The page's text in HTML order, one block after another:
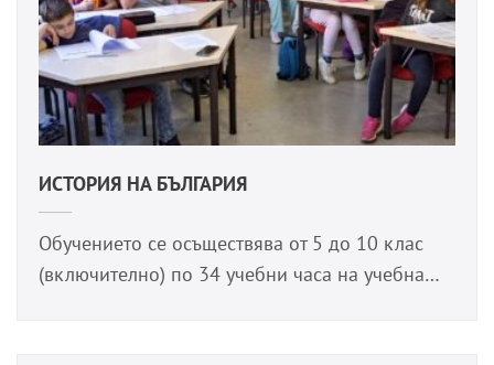
ИСТОРИЯ НА БЪЛГАРИЯ
Обучението се осъществява от 5 до 10 клас
(включително) по 34 учебни часа на учебна…